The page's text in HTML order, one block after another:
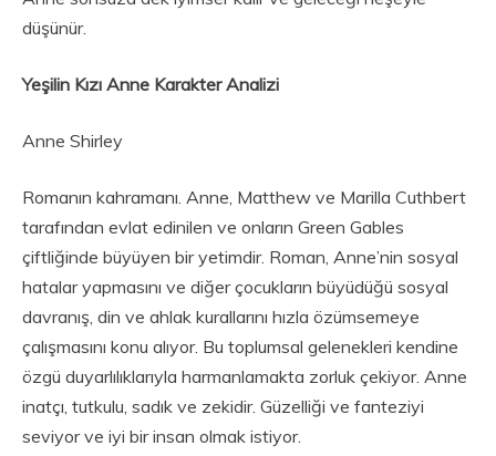
düşünür.
Yeşilin Kızı Anne Karakter Analizi
Anne Shirley
Romanın kahramanı. Anne, Matthew ve Marilla Cuthbert
tarafından evlat edinilen ve onların Green Gables
çiftliğinde büyüyen bir yetimdir. Roman, Anne’nin sosyal
hatalar yapmasını ve diğer çocukların büyüdüğü sosyal
davranış, din ve ahlak kurallarını hızla özümsemeye
çalışmasını konu alıyor. Bu toplumsal gelenekleri kendine
özgü duyarlılıklarıyla harmanlamakta zorluk çekiyor. Anne
inatçı, tutkulu, sadık ve zekidir. Güzelliği ve fanteziyi
seviyor ve iyi bir insan olmak istiyor.